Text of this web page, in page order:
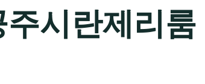
주시란제리룸